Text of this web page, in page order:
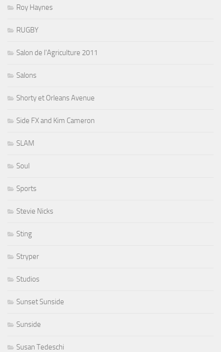
Roy Haynes
RUGBY
Salon de l'Agriculture 2011
Salons
Shorty et Orleans Avenue
Side FX and Kim Cameron
SLAM
Soul
Sports
Stevie Nicks
Sting
Stryper
Studios
Sunset Sunside
Sunside
Susan Tedeschi